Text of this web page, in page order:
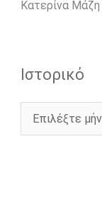
Κατερίνα Μάζη
Ιστορικό